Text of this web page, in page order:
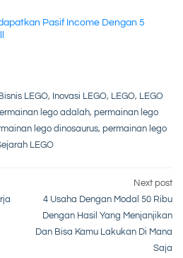
Pasif Income Dengan 5
Bisnis LEGO, Inovasi LEGO, LEGO, LEGO
lego adalah, permainan lego
lego dinosaurus, permainan lego
LEGO
Next post
4 Usaha Dengan Modal 50 Ribu
Dengan Hasil Yang Menjanjikan
Dan Bisa Kamu Lakukan Di Mana
Saja